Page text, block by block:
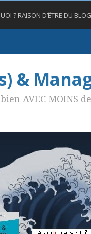
? RAISON D’ÊTRE DU BLOG
&
bien AVEC MOINS